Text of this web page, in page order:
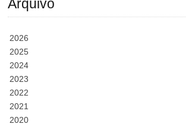
Arquivo
2026
2025
2024
2023
2022
2021
2020